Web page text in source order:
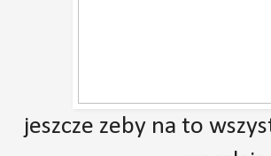
jeszcze zeby na to